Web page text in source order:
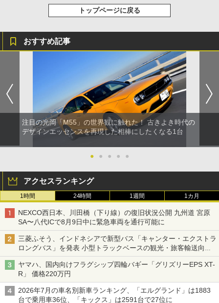
トップページに戻る
おすすめ記事
注目の光岡「M55」の世界観に触れた！ 古きよき時代の
デザインエッセンスを再現した相棒にしたくなる1台
● ● ● ● ●
アクセスランキング
1時間 24時間 1週間 1カ月
NEXCO西日本、川田橋（下り線）の復旧状況公開 九州道 宮原
SA〜八代ICで8月9日中に緊急車両を通行可能に
三菱ふそう、インドネシアで新型バス「キャンター・エクストラ
ロングバス」を発表 小型トラックベースの観光・旅客輸送向け
バス
ヤマハ、国内向けフラグシップ四輪バギー「グリズリーEPS XT-
R」 価格220万円
2026年7月の車名別新車ランキング、「エルグランド」は1883
台で乗用車36位、「キックス」は2591台で27位に